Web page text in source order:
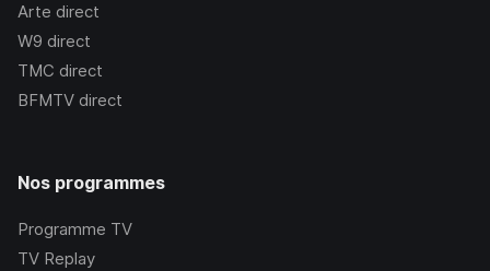
Arte direct
W9 direct
TMC direct
BFMTV direct
Nos programmes
Programme TV
TV Replay